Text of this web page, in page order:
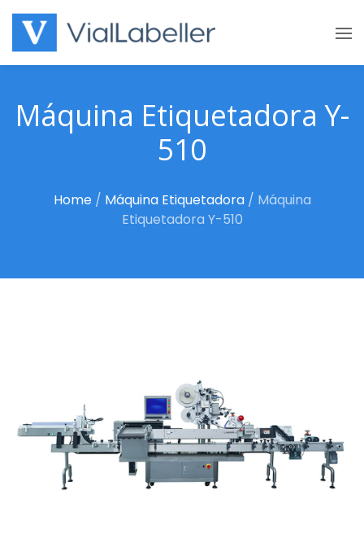
Skip
content
Máquina Etiquetadora Y-
510
Home/ Máquina Etiquetadora/ Máquina
Etiquetadora Y-510